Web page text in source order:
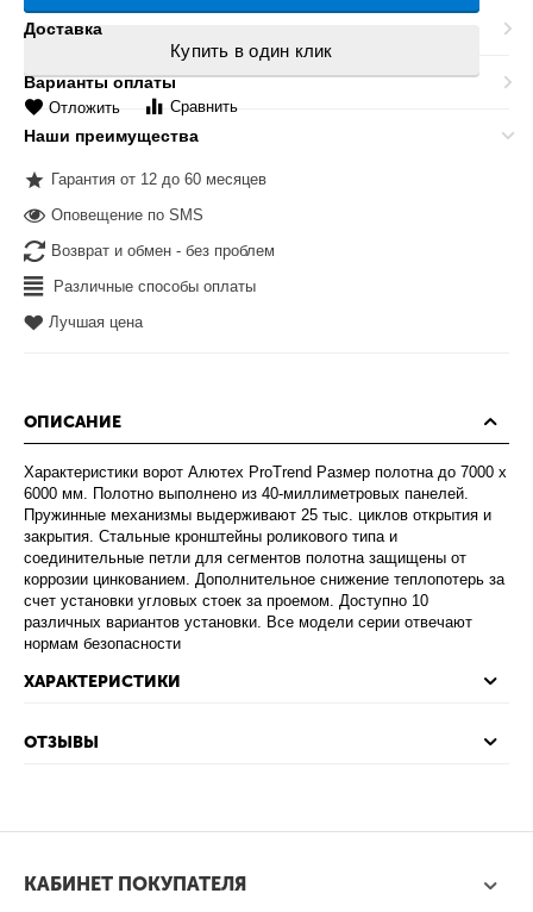
Купить в один клик
Отложить Сравнить
Доставка
Варианты оплаты
Наши преимущества
Гарантия от 12 до 60 месяцев
Оповещение по SMS
Возврат и обмен - без проблем
Различные способы оплаты
Лучшая цена
ОПИСАНИЕ
Характеристики ворот Алютех ProTrend Размер полотна до 7000 х
6000 мм. Полотно выполнено из 40-миллиметровых панелей.
Пружинные механизмы выдерживают 25 тыс. циклов открытия и
закрытия. Стальные кронштейны роликового типа и
соединительные петли для сегментов полотна защищены от
коррозии цинкованием. Дополнительное снижение теплопотерь за
счет установки угловых стоек за проемом. Доступно 10
различных вариантов установки. Все модели серии отвечают
нормам безопасности
ХАРАКТЕРИСТИКИ
ОТЗЫВЫ
КАБИНЕТ ПОКУПАТЕЛЯ